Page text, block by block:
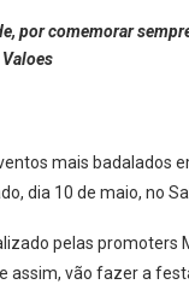
por comemorar
Valoes
mais badalados
dia 10 de maio, no
pelas
assim, vão fazer a